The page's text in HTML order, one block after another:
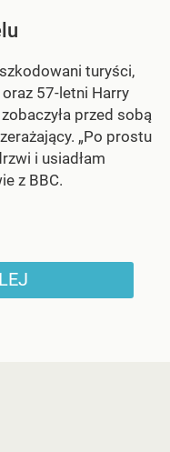
turyści,
57-letni Harry
przed sobą
„Po prostu
i usiadłam
z BBC.